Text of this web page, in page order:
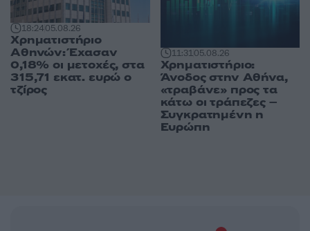
18:2405.08.26
Χρηματιστήριο
Αθηνών: Έχασαν
0,18% οι μετοχές, στα
315,71 εκατ. ευρώ ο
τζίρος
11:3105.08.26
Χρηματιστήριο:
Άνοδος στην Αθήνα,
«τραβάνε» προς τα
κάτω οι τράπεζες –
Συγκρατημένη η
Ευρώπη